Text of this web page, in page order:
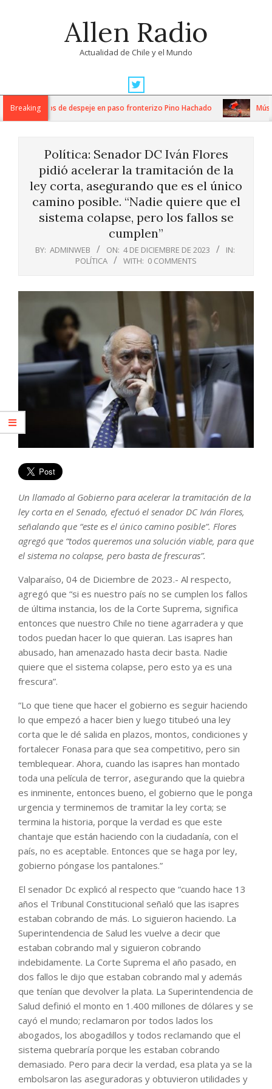
Allen Radio
Actualidad de Chile y el Mundo
Navigation
MenuBreaking
trabajos de despeje en paso fronterizo Pino Hachado
Política: Senador DC Iván Flores
pidió acelerar la tramitación de la
ley corta, asegurando que es el único
camino posible. “Nadie quiere que el
sistema colapse, pero los fallos se
cumplen”
BY: ADMINWEB ON: 4 DE DICIEMBRE DE 2023
IN:
POLÍTICA
WITH: 0 COMMENTS
Un llamado al Gobierno para acelerar la tramitación de la
ley corta en el Senado, efectuó el senador DC Iván Flores,
señalando que “este es el único camino posible”. Flores
agregó que “todos queremos una solución viable, para que
el sistema no colapse, pero basta de frescuras”.
Valparaíso, 04 de Diciembre de 2023.- Al respecto,
agregó que “si es nuestro país no se cumplen los fallos
de última instancia, los de la Corte Suprema, significa
entonces que nuestro Chile no tiene agarradera y que
todos puedan hacer lo que quieran. Las isapres han
abusado, han amenazado hasta decir basta. Nadie
quiere que el sistema colapse, pero esto ya es una
frescura”.
“Lo que tiene que hacer el gobierno es seguir haciendo
lo que empezó a hacer bien y luego titubeó una ley
corta que le dé salida en plazos, montos, condiciones y
fortalecer Fonasa para que sea competitivo, pero sin
temblequear. Ahora, cuando las isapres han montado
toda una película de terror, asegurando que la quiebra
es inminente, entonces bueno, el gobierno que le ponga
urgencia y terminemos de tramitar la ley corta; se
termina la historia, porque la verdad es que este
chantaje que están haciendo con la ciudadanía, con el
país, no es aceptable. Entonces que se haga por ley,
gobierno póngase los pantalones.”
El senador Dc explicó al respecto que “cuando hace 13
años el Tribunal Constitucional señaló que las isapres
estaban cobrando de más. Lo siguieron haciendo. La
Superintendencia de Salud les vuelve a decir que
estaban cobrando mal y siguieron cobrando
indebidamente. La Corte Suprema el año pasado, en
dos fallos le dijo que estaban cobrando mal y además
que tenían que devolver la plata. La Superintendencia de
Salud definió el monto en 1.400 millones de dólares y se
cayó el mundo; reclamaron por todos lados los
abogados, los abogadillos y todos reclamando que el
sistema quebraría porque les estaban cobrando
demasiado. Pero para decir la verdad, esa plata ya se la
embolsaron las aseguradoras y obtuvieron utilidades y